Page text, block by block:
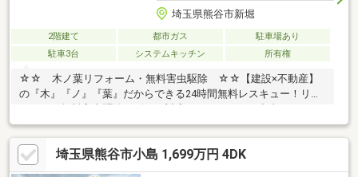
埼玉県熊谷市新堀
2階建て 都市ガス
駐車場あり
駐車3台
システムキッチン 所有権
☆☆ 木ノ葉リフォーム・無料害虫駆除 ☆☆【建設×不動産】
の『木』『ノ』『葉』だからできる24時間無料レスキュー！リフ
ォーム・無料害虫駆除サビース対応しております！中古でもアフ
ターサービスがついており、住んでからの安心をずっとお届けし
ます！内覧時に、無料相談・お見積りも物件ごとに作成可能！！
オウチ探しも、リフォームも一緒に相談できます！＼弊社には、
『きつね隊』・『ゴリラ隊』という無料かけつけサービスの仕組
埼玉県熊谷市小島 1,699万円 4DK